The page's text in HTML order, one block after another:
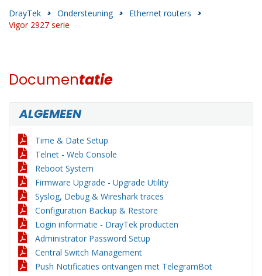
DrayTek > Ondersteuning > Ethernet routers >
Vigor 2927 serie
Documentatie
ALGEMEEN
Time & Date Setup
Telnet - Web Console
Reboot System
Firmware Upgrade - Upgrade Utility
Syslog, Debug & Wireshark traces
Configuration Backup & Restore
Login informatie - DrayTek producten
Administrator Password Setup
Central Switch Management
Push Notificaties ontvangen met TelegramBot